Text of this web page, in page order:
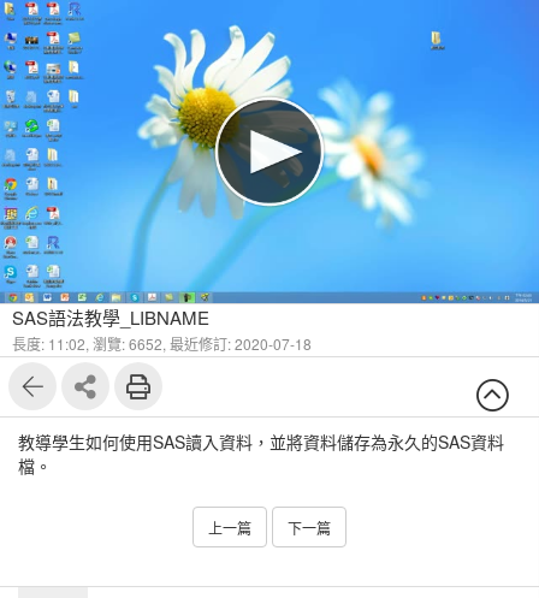
SAS語法教學_LIBNAME
長度: 11:02, 瀏覽: 6652, 最近修訂: 2020-07-18
教導學生如何使用SAS讀入資料，並將資料儲存為永久的SAS資料
檔。
上一篇 下一篇